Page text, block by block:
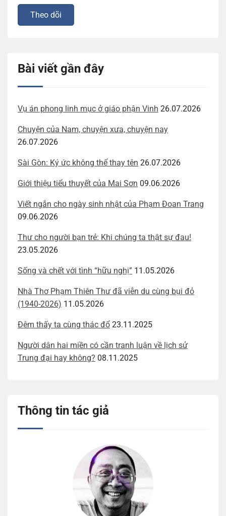
Bài viết gần đây
Vụ án phong linh mục ở giáo phận Vinh 26.07.2026
Chuyện của Nam, chuyện xưa, chuyện nay
26.07.2026
Sài Gòn: Ký ức không thể thay tên 26.07.2026
Giới thiệu tiểu thuyết của Mai Sơn 09.06.2026
Viết ngắn cho ngày sinh nhật của Phạm Đoan Trang
09.06.2026
Thư cho người bạn trẻ: Khi chúng ta thật sự đau!
23.05.2026
Sống và chết với tình “hữu nghị” 11.05.2026
Nhà Thơ Phạm Thiên Thư đã viễn du cùng bụi đỏ
(1940-2026) 11.05.2026
Đêm thấy ta cùng thác đổ 23.11.2025
Người dân hai miền có cần tranh luận về lịch sử
Trung đại hay không? 08.11.2025
Thông tin tác giả